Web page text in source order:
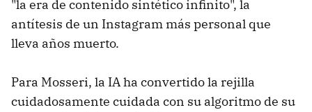
"la era de contenido sintético infinito", la
antítesis de un Instagram más personal que
lleva años muerto.
Para Mosseri, la IA ha convertido la rejilla
cuidadosamente cuidada con su algoritmo de su